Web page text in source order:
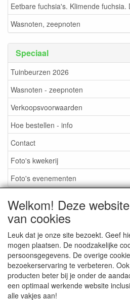
Eetbare fuchsia's. Klimende fuchsia.
Wasnoten, zeepnoten
Speciaal
Tuinbeurzen 2026
Wasnoten - zeepnoten
Verkoopsvoorwaarden
Hoe bestellen - info
Contact
Foto's kwekerij
Foto's evenementen
TUINBEURZEN 2026
CONTACT
Welkom! Deze
van cookies
Leuk dat je onze site bezoekt. Geef
mogen plaatsen. De noodzakelijke
persoonsgegevens. De overige
bezoekerservaring te verbeteren.
producten beter bij je onder de
een optimaal werkende website
alle vakjes aan!